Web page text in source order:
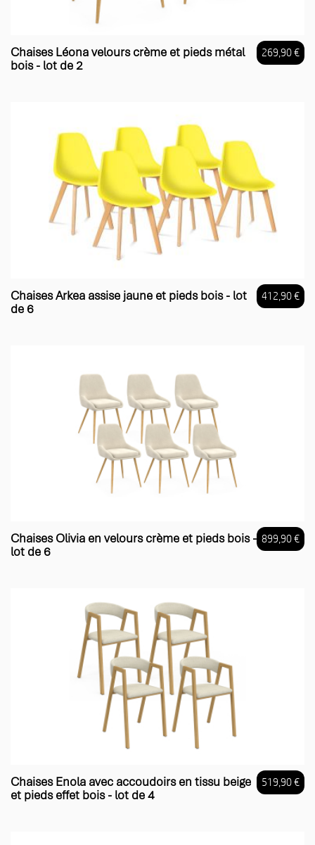
Chaises Léona velours crème et pieds métal
bois - lot de 2
Prix
269,90 €
Chaises Arkea assise jaune et pieds bois - lot
de 6
Prix
412,90 €
Chaises Olivia en velours crème et pieds bois -
lot de 6
899,90 €
Chaises Enola avec accoudoirs en tissu beige
et pieds effet bois - lot de 4
519,90 €